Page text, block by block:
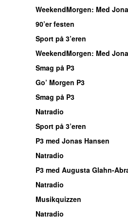
WeekendMorgen: Med
90’er festen
Sport på 3’eren
WeekendMorgen: Med
Smag på P3
Go’ Morgen P3
Smag på P3
Natradio
Sport på 3’eren
P3 med Jonas Hansen
Natradio
P3 med Augusta Glahn-
Natradio
Musikquizzen
Natradio